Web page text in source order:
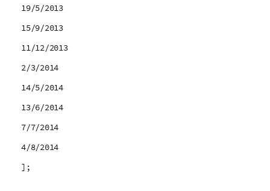
19/5/2013
15/9/2013
11/12/2013
2/3/2014
14/5/2014
13/6/2014
7/7/2014
4/8/2014
];